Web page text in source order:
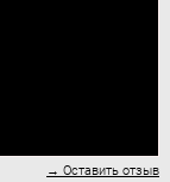
→ Оставить отзыв